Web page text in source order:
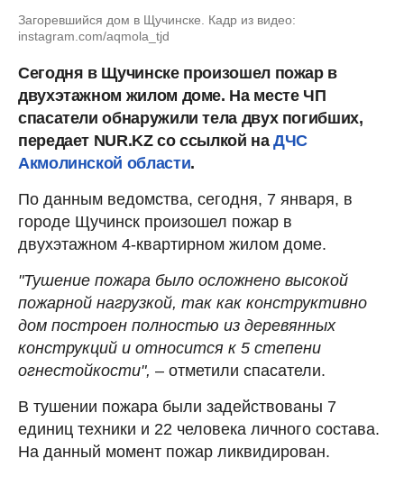
Загоревшийся дом в Щучинске. Кадр из видео:
instagram.com/aqmola_tjd
Сегодня в Щучинске произошел пожар в
двухэтажном жилом доме. На месте ЧП
спасатели обнаружили тела двух погибших,
передает NUR.KZ со ссылкой наДЧС
Акмолинской области.
По данным ведомства, сегодня, 7 января, в
городе Щучинск произошел пожар в
двухэтажном 4-квартирном жилом доме.
"Тушение пожара было осложнено высокой
пожарной нагрузкой, так как конструктивно
дом построен полностью из деревянных
конструкций и относится к 5 степени
огнестойкости", – отметили спасатели.
В тушении пожара были задействованы 7
единиц техники и 22 человека личного состава.
На данный момент пожар ликвидирован.